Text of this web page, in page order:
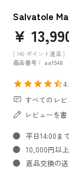
Salvatole
¥
[ 140 ポイント進呈 ]
商品番号
aa1548
すべてのレ
レビューを書
平日14:00ま
10,000円以
返品交換の